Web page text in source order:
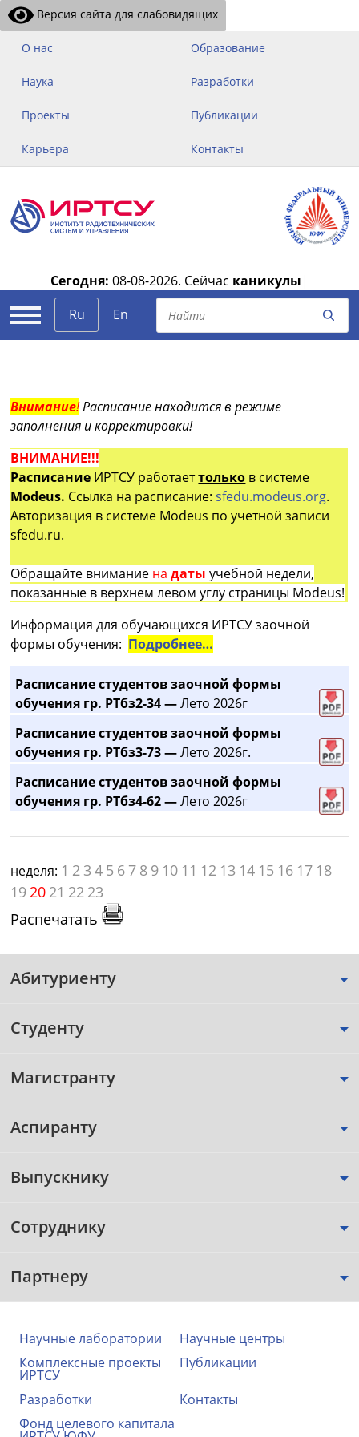
Версия сайта для слабовидящих
О нас Образование
Наука Разработки
Проекты Публикации
Карьера Контакты
Сегодня: 08-08-2026. Сейчас каникулы |
Ru
En
Внимание!Расписание находится в режиме
заполнения и корректировки!
ВНИМАНИЕ!!!
Расписание ИРТСУ работаеттолько в системе
Modeus. Ссылка на расписание:sfedu.modeus.org.
Авторизация в системе Modeus по учетной записи
sfedu.ru.
Обращайте внимание на датыучебной недели,
показанные в верхнем левом углу страницы Modeus!
Информация для обучающихся ИРТСУ заочной
формы обучения: Подробнее…
Расписание студентов заочной формы
обучения гр. РТбз2-34 —Лето 2026г
Расписание студентов заочной формы
обучения гр. РТбз3-73 —Лето 2026г.
Расписание студентов заочной формы
обучения гр. РТбз4-62 —Лето 2026г
неделя: 1 2 3 4 5 6 7 8 9 10 11 12 13 14 15 16 17 18
1920 21 22 23
Распечатать
Абитуриенту
Студенту
Магистранту
Аспиранту
Выпускнику
Сотруднику
Партнеру
Научные лаборатории
Научные центры
Комплексные проекты
ИРТСУ
Публикации
Разработки
Контакты
Фонд целевого капитала